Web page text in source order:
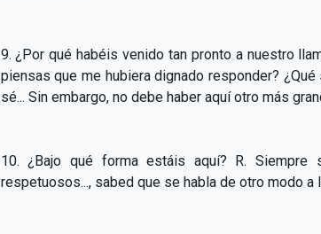
9. ¿Por qué habéis venido tan pronto a nuestro
piensas que me hubiera dignado responder?
sé... Sin embargo, no debe haber aquí otro más
10. ¿Bajo qué forma estáis aquí? R.
respetuosos..., sabed que se habla de otro modo a